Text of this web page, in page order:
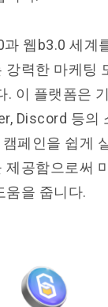
웹b3.0 세계
강력한 마케팅
. 이 플랫폼은
Discord 등의
페인을 쉽게
제공함으로써
움을 줍니다.